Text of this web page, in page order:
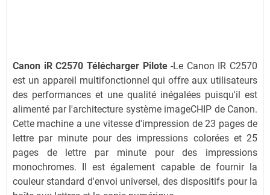
Canon iR C2570 Télécharger Pilote-Le Canon IR C2570
est un appareil multifonctionnel qui offre aux utilisateurs
des performances et une qualité inégalées puisqu'il est
alimenté par l'architecture système imageCHIP de Canon.
Cette machine a une vitesse d'impression de 23 pages de
lettre par minute pour des impressions colorées et 25
pages de lettre par minute pour des impressions
monochromes. Il est également capable de fournir la
couleur standard d'envoi universel, des dispositifs pour la